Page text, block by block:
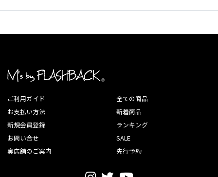
ご利用ガイド
お支払い方法
新規会員登録
お問い合せ
実店舗のご案内
全ての商品
新着商品
ランキング
SALE
先行予約